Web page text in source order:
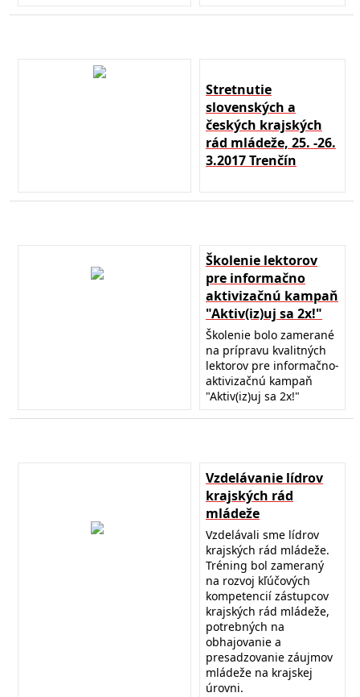
Stretnutie
slovenských a
českých krajských
rád mládeže, 25. -26.
3.2017 Trenčín
Školenie lektorov
pre informačno
aktivizačnú kampaň
"Aktiv(iz)uj sa 2x!"
Školenie bolo zamerané
na prípravu kvalitných
lektorov pre informačno-
aktivizačnú kampaň
"Aktiv(iz)uj sa 2x!"
Vzdelávanie lídrov
krajských rád
mládeže
Vzdelávali sme lídrov
krajských rád mládeže.
Tréning bol zameraný
na rozvoj kľúčových
kompetencií zástupcov
krajských rád mládeže,
potrebných na
obhajovanie a
presadzovanie záujmov
mládeže na krajskej
úrovni.